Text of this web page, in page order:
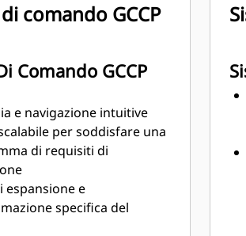
comando GCCP
Comando GCCP
e navigazione intuitive
per soddisfare una
di requisiti di
espansione e
specifica del